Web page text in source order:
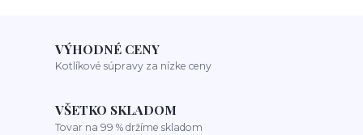
VÝHODNÉ CENY
Kotlíkové súpravy za nízke ceny
VŠETKO SKLADOM
Tovar na 99 % držíme skladom